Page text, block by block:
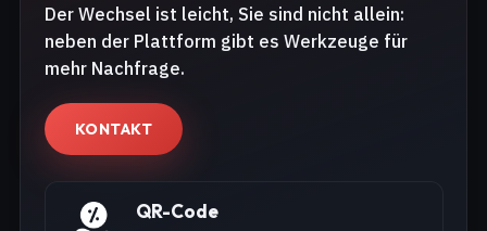
Der Wechsel ist leicht, Sie sind nicht allein:
neben der Plattform gibt es Werkzeuge für
mehr Nachfrage.
KONTAKT
QR-Code